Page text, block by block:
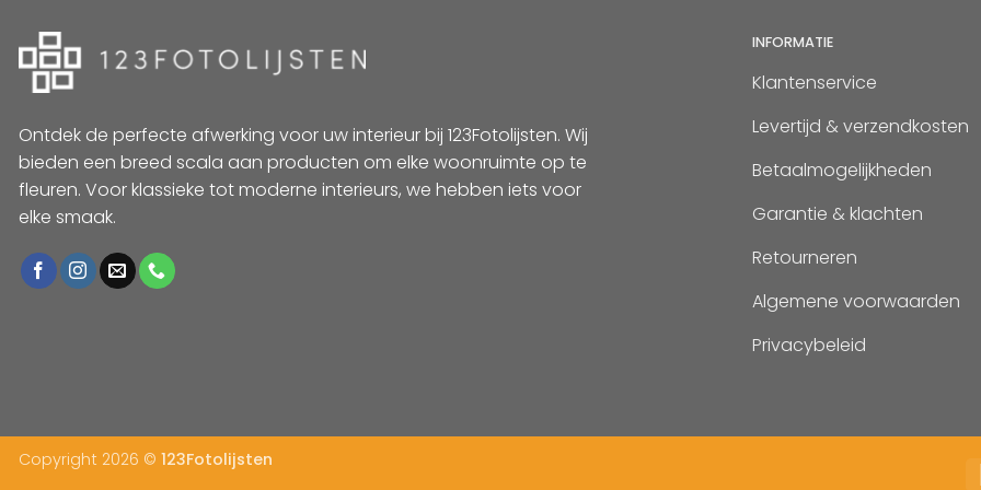
Ontdek de perfecte afwerking voor uw interieur bij 123Fotolijsten. Wij
bieden een breed scala aan producten om elke woonruimte op te
fleuren. Voor klassieke tot moderne interieurs, we hebben iets voor
elke smaak.
INFORMATIE
Klantenservice
Levertijd & verzendkosten
Betaalmogelijkheden
Garantie & klachten
Retourneren
Algemene voorwaarden
Privacybeleid
Copyright 2026 © 123Fotolijsten